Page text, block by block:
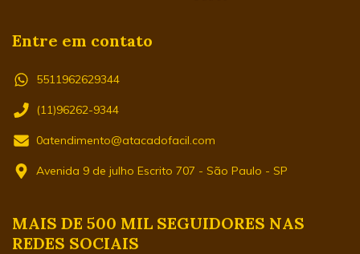
Entre em contato
5511962629344
(11)96262-9344
0atendimento@atacadofacil.com
Avenida 9 de julho Escrito 707 - São Paulo - SP
MAIS DE 500 MIL SEGUIDORES NAS
REDES SOCIAIS